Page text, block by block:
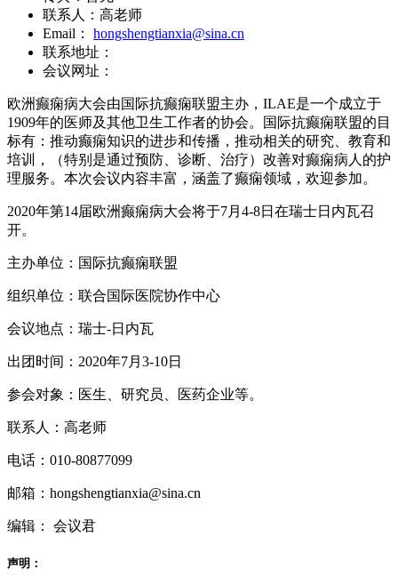
联系人：高老师
Email： hongshengtianxia@sina.cn
联系地址：
会议网址：
欧洲癫痫病大会由国际抗癫痫联盟主办，ILAE是一个成立于
1909年的医师及其他卫生工作者的协会。国际抗癫痫联盟的目
标有：推动癫痫知识的进步和传播，推动相关的研究、教育和
培训，（特别是通过预防、诊断、治疗）改善对癫痫病人的护
理服务。本次会议内容丰富，涵盖了癫痫领域，欢迎参加。
2020年第14届欧洲癫痫病大会将于7月4-8日在瑞士日内瓦召
开。
主办单位：国际抗癫痫联盟
组织单位：联合国际医院协作中心
会议地点：瑞士-日内瓦
出团时间：2020年7月3-10日
参会对象：医生、研究员、医药企业等。
联系人：高老师
电话：010-80877099
邮箱：hongshengtianxia@sina.cn
编辑： 会议君
声明：